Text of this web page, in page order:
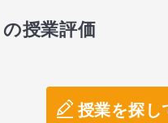
の授業評価
授業を探し